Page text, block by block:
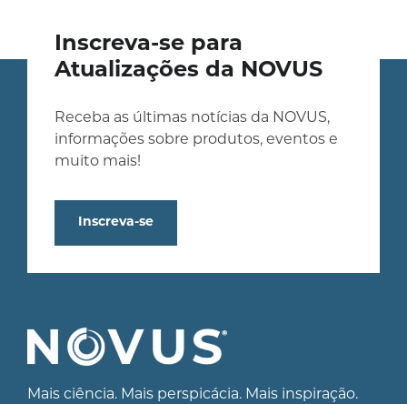
Inscreva-se para
Atualizações da NOVUS
Receba as últimas notícias da NOVUS,
informações sobre produtos, eventos e
muito mais!
Inscreva-se
Mais ciência. Mais perspicácia. Mais inspiração.